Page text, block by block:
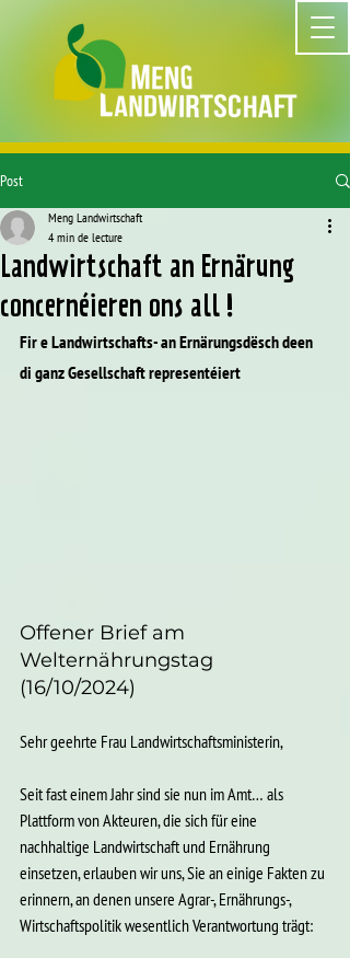
Post
Landwirtschaft an Ernärung
concernéieren ons all !
Meng Landwirtschaft
4 min de lecture
Fir e Landwirtschafts- an Ernärungsdësch deen
di ganz Gesellschaft representéiert
Offener Brief am
Welternährungstag
(16/10/2024)
Sehr geehrte Frau Landwirtschaftsministerin,
Seit fast einem Jahr sind sie nun im Amt… als
Plattform von Akteuren, die sich für eine
nachhaltige Landwirtschaft und Ernährung
einsetzen, erlauben wir uns, Sie an einige Fakten zu
erinnern, an denen unsere Agrar-, Ernährungs-,
Wirtschaftspolitik wesentlich Verantwortung trägt: